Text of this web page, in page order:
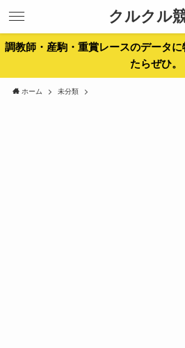
クルクル
調教師・産駒・重賞レースのデータ
たらぜひ。
ホーム 未分類